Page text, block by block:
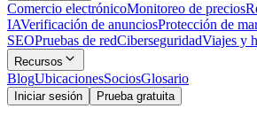
Comercio electrónicoMonitoreo de precios
IAVerificación de anunciosProtección de
SEOPruebas de redCiberseguridadViajes y
Recursos
BlogUbicacionesSociosGlosario
Iniciar sesión Prueba gratuita